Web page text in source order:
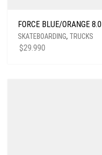
FORCE BLUE/ORANGE 8.0
SKATEBOARDING, TRUCKS
$29.990